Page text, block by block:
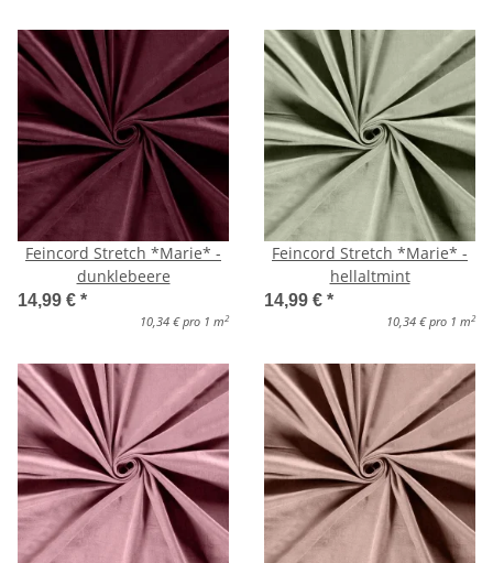
Feincord Stretch *Marie* -
dunklebeere
14,99 € *
10,34 € pro 1 m 2
Feincord Stretch *Marie* -
hellaltmint
14,99 € *
10,34 € pro 1 m 2